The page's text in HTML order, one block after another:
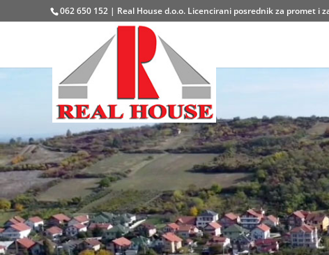
062 650 152 | Real House d.o.o. Licencirani posrednik za promet i